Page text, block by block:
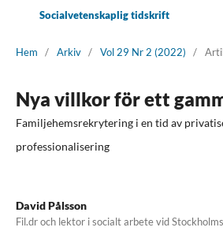
Socialvetenskaplig tidskrift
Hem / Arkiv / Vol 29 Nr 2 (2022) /
Nya villkor för ett
Familjehemsrekrytering i en tid av
professionalisering
David Pålsson
Fil.dr och lektor i socialt arbete vid